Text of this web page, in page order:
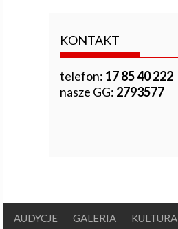
KONTAKT
telefon: 17 85 40 222
nasze GG: 2793577
AUDYCJE
GALERIA
KULTURA